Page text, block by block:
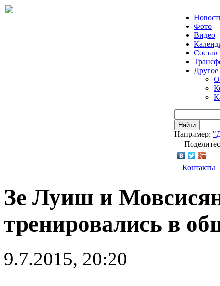
Фото
Видео
Состав
Другое
О
Найти
Например:
Контакты
Зе Луиш и
тренировались в
9.7.2015, 20:20